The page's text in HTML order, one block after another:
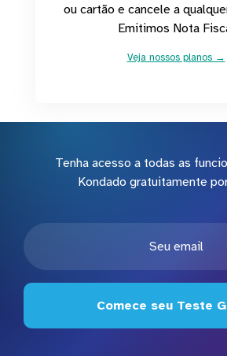
ou cartão e cancele a
Emitimos Nota
Veja nossos planos →
Tenha acesso a todas as
Kondado gratuitamente
Comece seu Teste